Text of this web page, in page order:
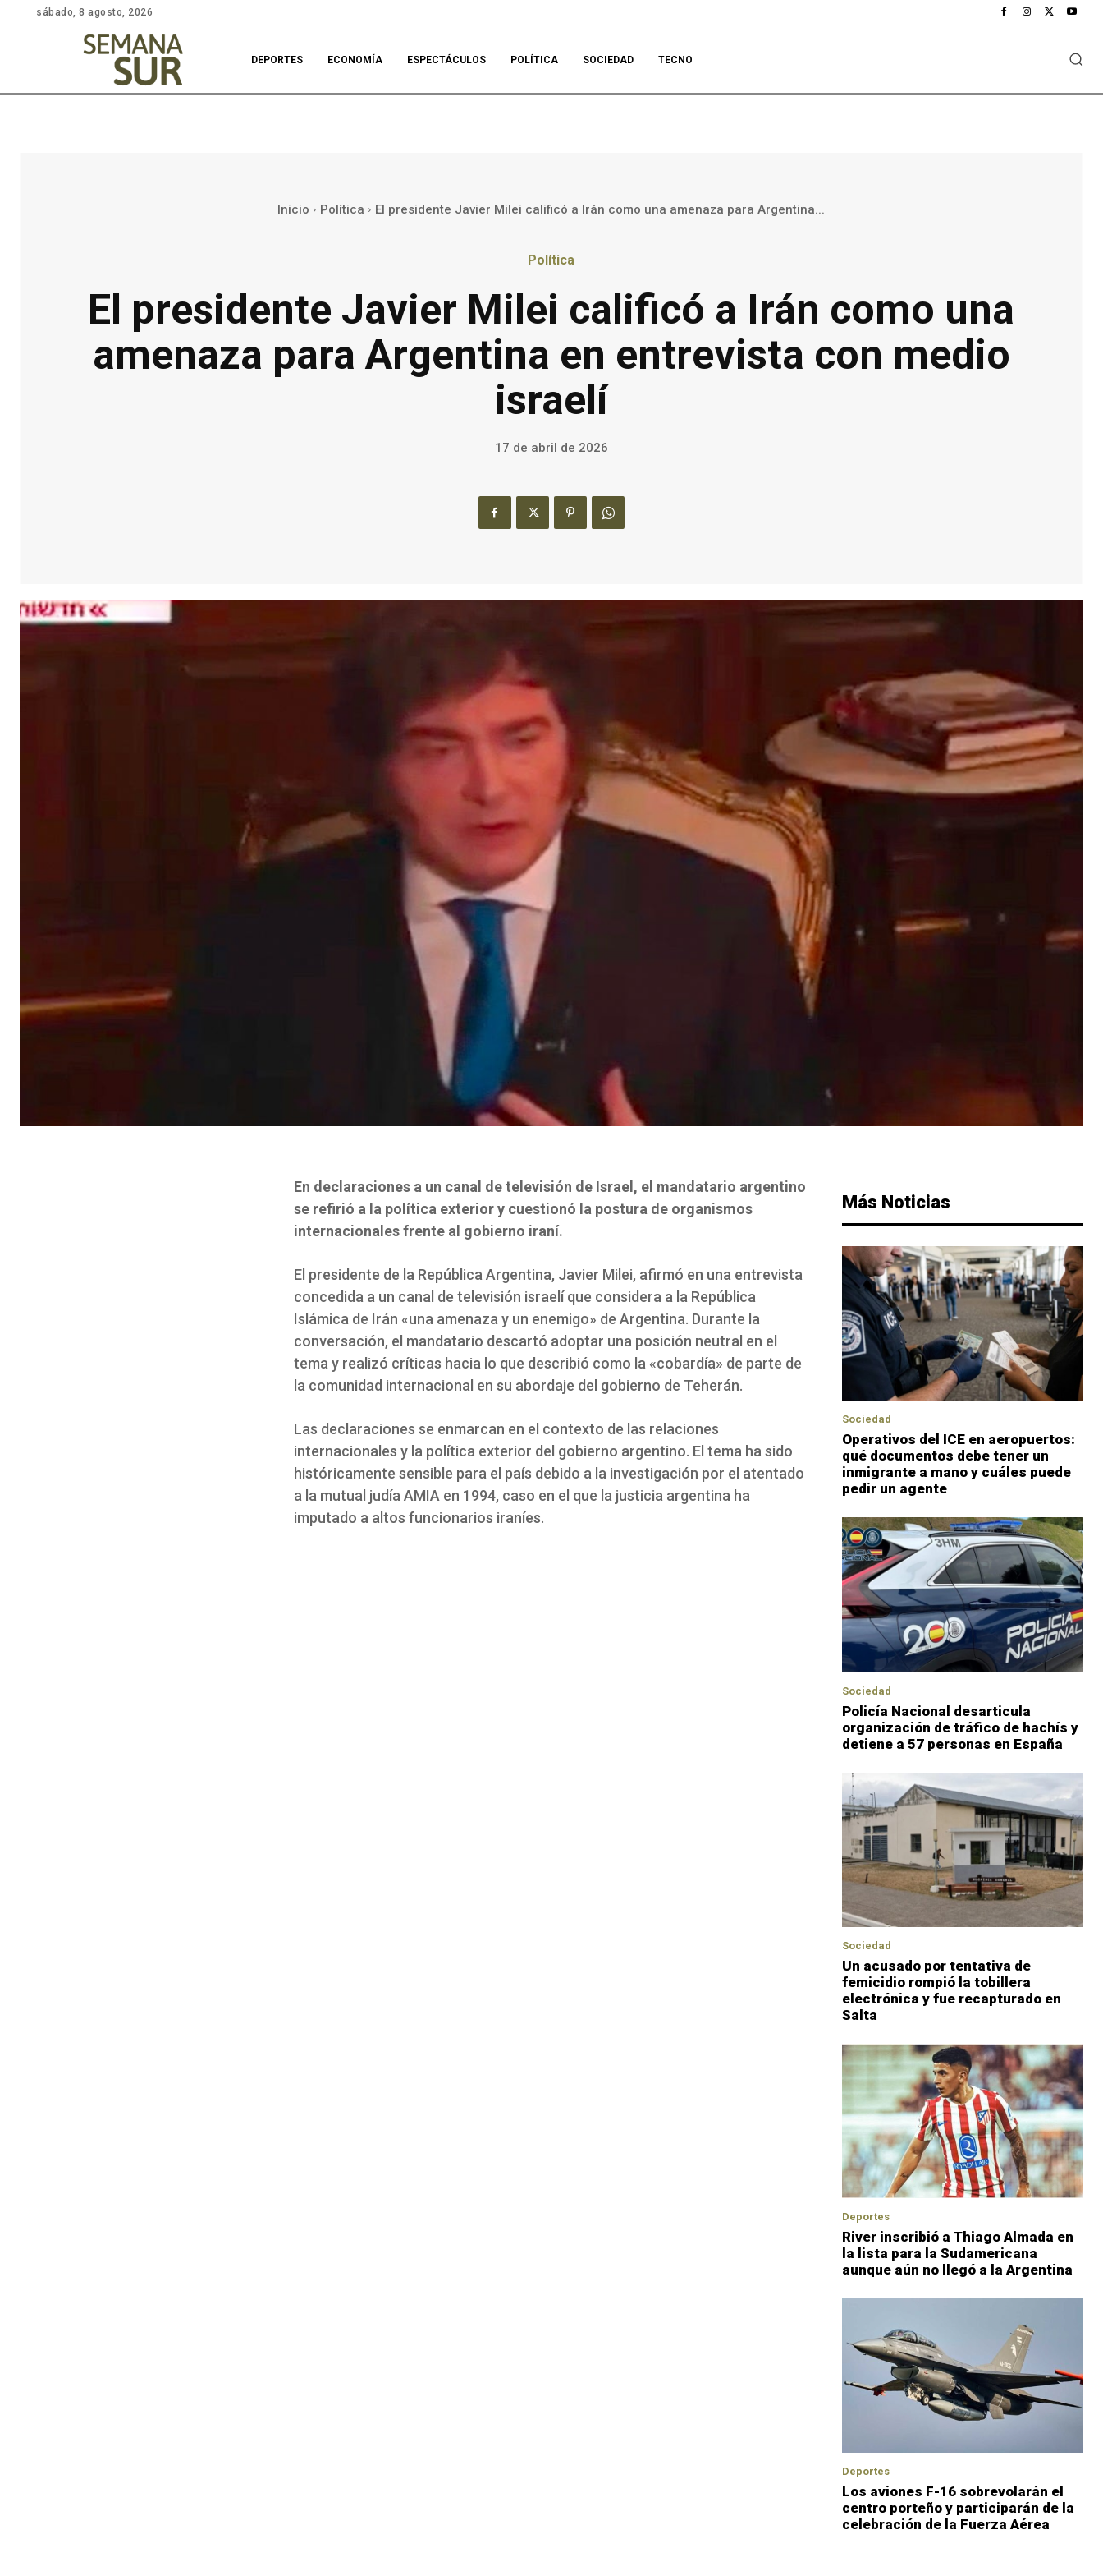
sábado, 8 agosto, 2026
DEPORTES ECONOMÍA ESPECTÁCULOS POLÍTICA SOCIEDAD TECNO
Inicio Política El presidente Javier Milei calificó a Irán como una amenaza para Argentina...
Política
El presidente Javier Milei calificó a Irán como una
amenaza para Argentina en entrevista con medio
israelí
17 de abril de 2026
En declaraciones a un canal de televisión de Israel, el mandatario argentino
se refirió a la política exterior y cuestionó la postura de organismos
internacionales frente al gobierno iraní.
El presidente de la República Argentina, Javier Milei, afirmó en una entrevista
concedida a un canal de televisión israelí que considera a la República
Islámica de Irán «una amenaza y un enemigo» de Argentina. Durante la
conversación, el mandatario descartó adoptar una posición neutral en el
tema y realizó críticas hacia lo que describió como la «cobardía» de parte de
la comunidad internacional en su abordaje del gobierno de Teherán.
Las declaraciones se enmarcan en el contexto de las relaciones
internacionales y la política exterior del gobierno argentino. El tema ha sido
históricamente sensible para el país debido a la investigación por el atentado
a la mutual judía AMIA en 1994, caso en el que la justicia argentina ha
imputado a altos funcionarios iraníes.
Más Noticias
Sociedad
Operativos del ICE en aeropuertos:
qué documentos debe tener un
inmigrante a mano y cuáles puede
pedir un agente
Sociedad
Policía Nacional desarticula
organización de tráfico de hachís y
detiene a 57 personas en España
Sociedad
Un acusado por tentativa de
femicidio rompió la tobillera
electrónica y fue recapturado en
Salta
Deportes
River inscribió a Thiago Almada en
la lista para la Sudamericana
aunque aún no llegó a la Argentina
Deportes
Los aviones F-16 sobrevolarán el
centro porteño y participarán de la
celebración de la Fuerza Aérea